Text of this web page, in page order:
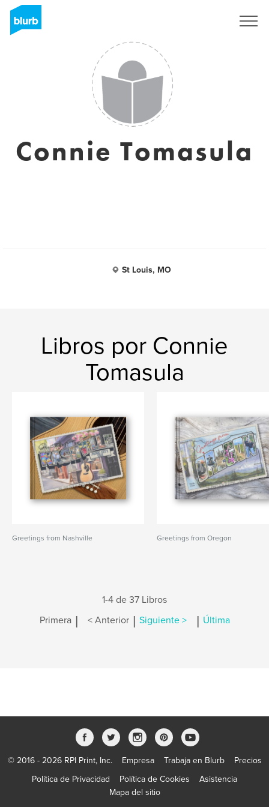
Connie Tomasula
St Louis, MO
Libros por Connie
Tomasula
Greetings from Nashville Greetings from Oregon
1-4 de 37 Libros
Primera | < Anterior | Siguiente > | Última
© 2016 - 2026 RPI Print, Inc. Empresa Trabaja en Blurb
Precios
Política de Privacidad
Política de Cookies
Asistencia
Mapa del sitio